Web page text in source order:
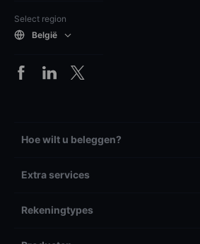
Select region
België
Hoe wilt u beleggen?
Extra services
Rekeningtypes